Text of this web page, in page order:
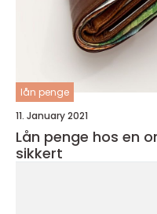
lån penge
11. January 2021
Lån penge hos en
sikkert